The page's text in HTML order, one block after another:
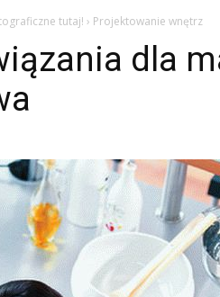
tutaj! › Projektowanie wnętrz
dla